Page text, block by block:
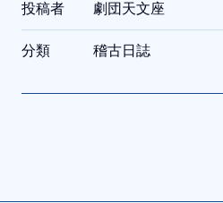
投稿者 劇団天文座
分類 稽古日誌